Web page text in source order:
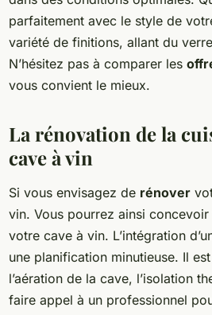
parfaitement avec le style de
variété de finitions, allant du
N’hésitez pas à comparer les
vous convient le mieux.
La rénovation de la
cave à vin
Si vous envisagez de rénover
vin. Vous pourrez ainsi
votre cave à vin. L’intégration
une planification minutieuse. Il
l’aération de la cave, l’isolation
faire appel à un professionnel